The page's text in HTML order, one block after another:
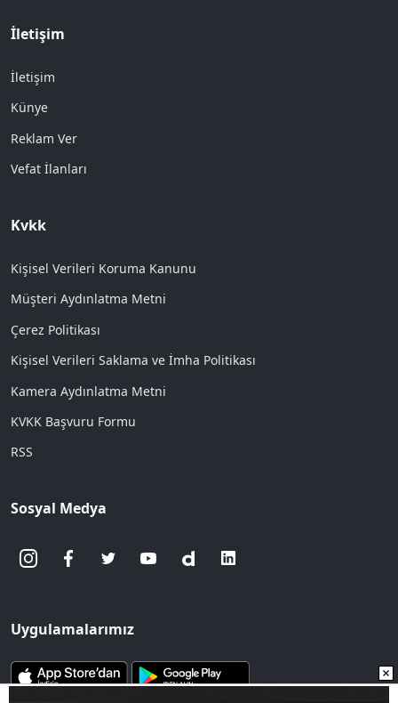
İletişim
İletişim
Künye
Reklam Ver
Vefat İlanları
Kvkk
Kişisel Verileri Koruma Kanunu
Müşteri Aydınlatma Metni
Çerez Politikası
Kişisel Verileri Saklama ve İmha Politikası
Kamera Aydınlatma Metni
KVKK Başvuru Formu
RSS
Sosyal Medya
Uygulamalarımız